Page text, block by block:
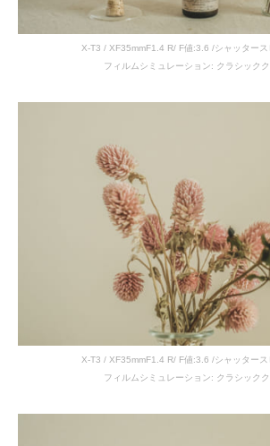
X-T3 / XF35mmF1.4 R/ F値:3.6 /シャッター
フィルムシミュレーション: クラシック
X-T3 / XF35mmF1.4 R/ F値:3.6 /シャッター
フィルムシミュレーション: クラシック